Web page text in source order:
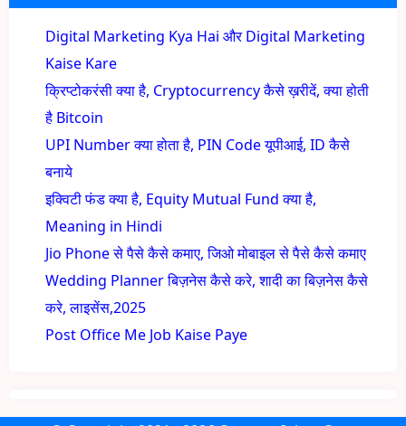
Digital Marketing Kya Hai और Digital Marketing
Kaise Kare
क्रिप्टोकरंसी क्या है, Cryptocurrency कैसे ख़रीदें, क्या होती
है Bitcoin
UPI Number क्या होता है, PIN Code यूपीआई, ID कैसे
बनाये
इक्विटी फंड क्या है, Equity Mutual Fund क्या है,
Meaning in Hindi
Jio Phone से पैसे कैसे कमाए, जिओ मोबाइल से पैसे कैसे कमाए
Wedding Planner बिज़नेस कैसे करे, शादी का बिज़नेस कैसे
करे, लाइसेंस,2025
Post Office Me Job Kaise Paye